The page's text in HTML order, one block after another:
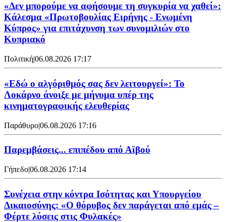
«Δεν μπορούμε να αφήσουμε τη συγκυρία να χαθεί»:
Κάλεσμα «Πρωτοβουλίας Ειρήνης - Ενωμένη
Κύπρος» για επιτάχυνση των συνομιλιών στο
Κυπριακό
Πολιτική|06.08.2026 17:17
«Εδώ ο αλγόριθμός σας δεν λειτουργεί»: Το
Λοκάρνο άνοιξε με μήνυμα υπέρ της
κινηματογραφικής ελευθερίας
Παράθυρο|06.08.2026 17:16
Παρεμβάσεις... επιπέδου από Αϊβού
Γήπεδο|06.08.2026 17:14
Συνέχεια στην κόντρα Ισότητας και Υπουργείου
Δικαιοσύνης: «Ο θόρυβος δεν παράγεται από εμάς –
Φέρτε λύσεις στις Φυλακές»